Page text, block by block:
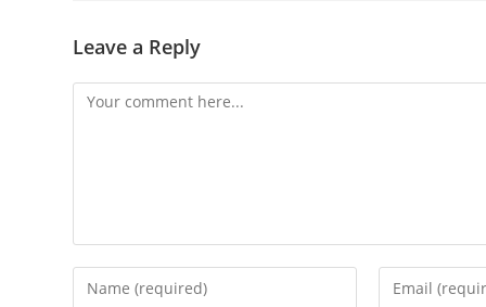
Leave a Reply
Comment
Enter
Enter